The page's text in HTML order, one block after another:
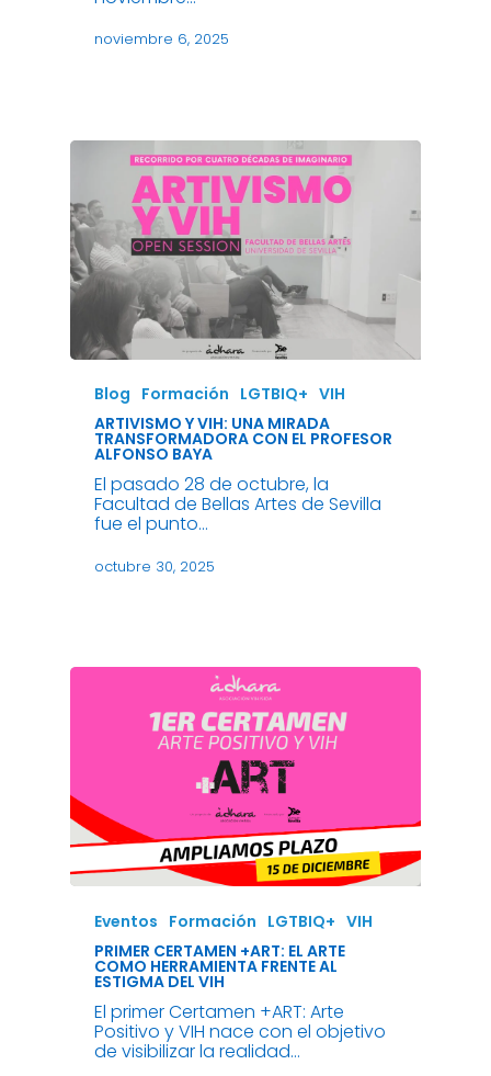
noviembre 6, 2025
Blog Formación LGTBIQ+ VIH
ARTIVISMO Y VIH: UNA MIRADA
TRANSFORMADORA CON EL PROFESOR
ALFONSO BAYA
El pasado 28 de octubre, la
Facultad de Bellas Artes de Sevilla
fue el punto…
octubre 30, 2025
Eventos Formación LGTBIQ+ VIH
PRIMER CERTAMEN +ART: EL ARTE
COMO HERRAMIENTA FRENTE AL
ESTIGMA DEL VIH
El primer Certamen +ART: Arte
Positivo y VIH nace con el objetivo
de visibilizar la realidad…